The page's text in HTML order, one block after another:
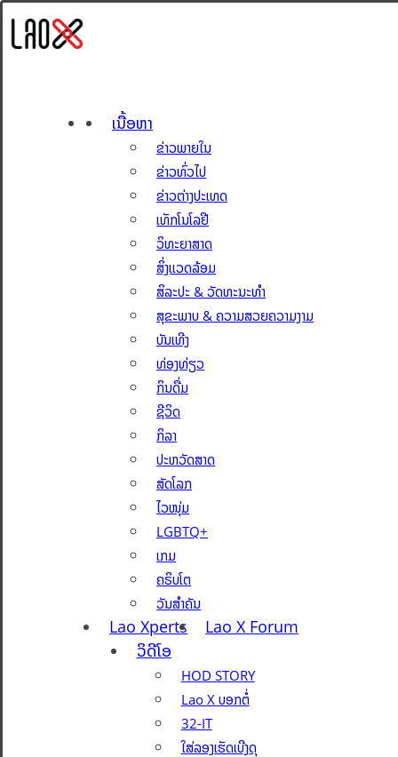
ເນື້ອຫາ
ຂ່າວພາຍໃນ
ຂ່າວທົ່ວໄປ
ຂ່າວຕ່າງປະເທດ
ເທັກໂນໂລຢີ
ວິທະຍາສາດ
ສິ່ງແວດລ້ອມ
ສິລະປະ & ວັດທະນະທຳ
ສຸຂະພາບ & ຄວາມສວຍຄວາມງາມ
ບັນເທີງ
ທ່ອງທ່ຽວ
ກິນດື່ມ
ຊີວິດ
ກິລາ
ປະຫວັດສາດ
ສັດໂລກ
ໄວໜຸ່ມ
LGBTQ+
ເກມ
ຄຣິບໂຕ
ວັນສຳຄັນ
Lao Xperts
Lao X Forum
ວິດີໂອ
HOD STORY
Lao X ບອກຕໍ່
32-IT
ໃສ່ລອງເຮັດເບີງດຸ